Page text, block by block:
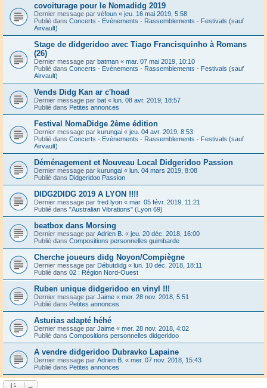
covoiturage pour le Nomadidg 2019
Dernier message par véfoun « jeu. 16 mai 2019, 5:58
Publié dans Concerts - Evénements - Rassemblements - Festivals (sauf
Airvault)
Stage de didgeridoo avec Tiago Francisquinho à Romans
(26)
Dernier message par batman « mar. 07 mai 2019, 10:10
Publié dans Concerts - Evénements - Rassemblements - Festivals (sauf
Airvault)
Vends Didg Kan ar c'hoad
Dernier message par bat « lun. 08 avr. 2019, 18:57
Publié dans Petites annonces
Festival NomaDidge 2ème édition
Dernier message par kurungai « jeu. 04 avr. 2019, 8:53
Publié dans Concerts - Evénements - Rassemblements - Festivals (sauf
Airvault)
Déménagement et Nouveau Local Didgeridoo Passion
Dernier message par kurungai « lun. 04 mars 2019, 8:08
Publié dans Didgeridoo Passion
DIDG2DIDG 2019 A LYON !!!!
Dernier message par fred lyon « mar. 05 févr. 2019, 11:21
Publié dans "Australian Vibrations" (Lyon 69)
beatbox dans Morsing
Dernier message par Adrien B. « jeu. 20 déc. 2018, 16:00
Publié dans Compositions personnelles guimbarde
Cherche joueurs didg Noyon/Compiègne
Dernier message par Débutdidg « lun. 10 déc. 2018, 18:11
Publié dans 02 : Région Nord-Ouest
Ruben unique didgeridoo en vinyl !!!
Dernier message par Jaime « mer. 28 nov. 2018, 5:51
Publié dans Petites annonces
Asturias adapté héhé
Dernier message par Jaime « mer. 28 nov. 2018, 4:02
Publié dans Compositions personnelles didgeridoo
A vendre didgeridoo Dubravko Lapaine
Dernier message par Adrien B. « mer. 07 nov. 2018, 15:43
Publié dans Petites annonces